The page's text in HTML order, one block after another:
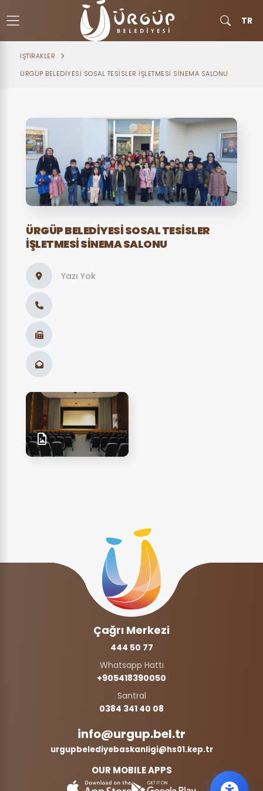
TR
İŞTIRAKLER
ÜRGÜP BELEDIYESI SOSAL TESISLER İŞLETMESI SINEMA SALONU
ÜRGÜP BELEDIYESI SOSAL TESISLER
İŞLETMESI SINEMA SALONU
Yazı Yok
Çağrı Merkezi
444 50 77
Whatsapp Hattı
+905418390050‬
Santral
0384 341 40 08
info@urgup.bel.tr
urgupbelediyebaskanligi@hs01.kep.tr
OUR MOBILE APPS